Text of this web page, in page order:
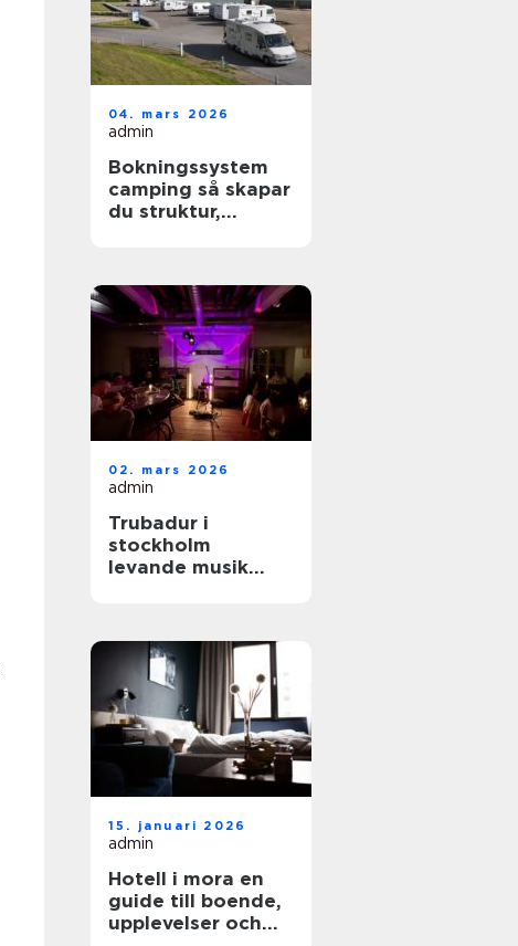
04. mars 2026
admin
Bokningssystem
camping så skapar
du struktur,
02. mars 2026
admin
Trubadur i
stockholm
levande musik
15. januari 2026
admin
Hotell i mora en
guide till boende,
upplevelser och